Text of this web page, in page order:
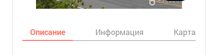
Описание Информация Карта